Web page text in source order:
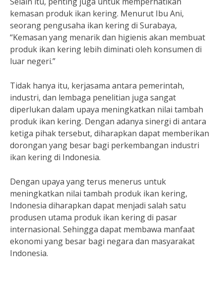
kemasan produk ikan kering. Menurut Ibu Ani,
seorang pengusaha ikan kering di Surabaya,
“Kemasan yang menarik dan higienis akan membuat
produk ikan kering lebih diminati oleh konsumen di
luar negeri.”
Tidak hanya itu, kerjasama antara pemerintah,
industri, dan lembaga penelitian juga sangat
diperlukan dalam upaya meningkatkan nilai tambah
produk ikan kering. Dengan adanya sinergi di antara
ketiga pihak tersebut, diharapkan dapat memberikan
dorongan yang besar bagi perkembangan industri
ikan kering di Indonesia.
Dengan upaya yang terus menerus untuk
meningkatkan nilai tambah produk ikan kering,
Indonesia diharapkan dapat menjadi salah satu
produsen utama produk ikan kering di pasar
internasional. Sehingga dapat membawa manfaat
ekonomi yang besar bagi negara dan masyarakat
Indonesia.